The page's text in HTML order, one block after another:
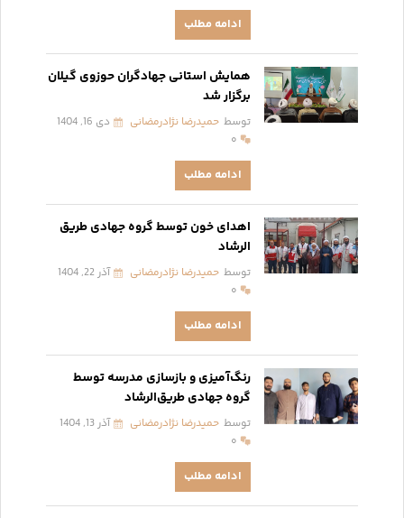
ادامه مطلب
همایش استانی جهادگران حوزوی گیلان
برگزار شد
توسط حمیدرضا نژادرمضانی
دی 16, 1404
۰
ادامه مطلب
اهدای خون توسط گروه جهادی طریق
الرشاد
توسط حمیدرضا نژادرمضانی
آذر 22, 1404
۰
ادامه مطلب
رنگ‌آمیزی و بازسازی مدرسه توسط
گروه جهادی طریق‌الرشاد
توسط حمیدرضا نژادرمضانی
آذر 13, 1404
۰
ادامه مطلب